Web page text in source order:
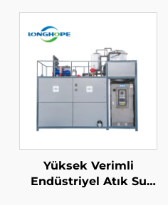
Yüksek Verimli
Endüstriyel Atık Su